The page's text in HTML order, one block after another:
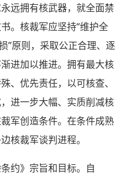
远拥有核武器，就全面禁
。核裁军应坚持“维护全
”原则，采取公正合理、逐
进加以推进。拥有最大核
、优先责任，以可核查、
进一步大幅、实质削减核
军创造条件。在条件成熟
核裁军谈判进程。
约》宗旨和目标。自